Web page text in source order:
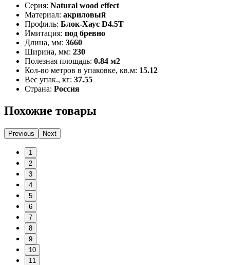
Серия: Natural wood effect
Материал: акриловый
Профиль: Блок-Хаус D4.5T
Имитация: под бревно
Длина, мм: 3660
Ширина, мм: 230
Полезная площадь: 0.84 м2
Кол-во метров в упаковке, кв.м: 15.12
Вес упак., кг: 37.55
Страна: Россия
Похожие товары
Previous Next
1
2
3
4
5
6
7
8
9
10
11